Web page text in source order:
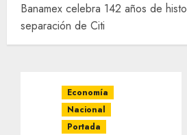
Banamex celebra 142 años de
separación de Citi
Economía
Nacional
Portada